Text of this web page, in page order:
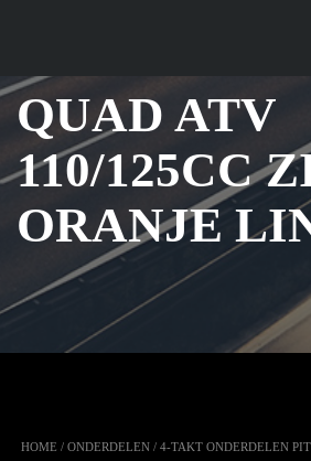
QUAD ATV
110/125CC
ORANJE
HOME / ONDERDELEN / 4-TAKT ONDERDELEN